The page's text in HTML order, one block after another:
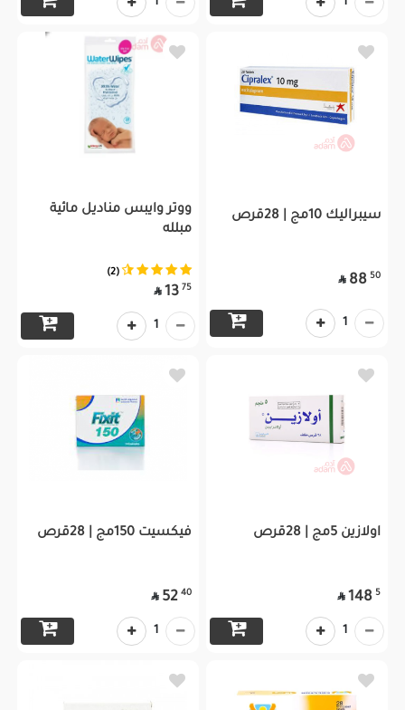
1
1
سيبراليك 10مج | 28قرص
50
88

1
ووتر وايبس مناديل مائية
مبلله
(2)
75
13

1
اولازين 5مج | 28قرص
5
148

1
فيكسيت 150مج | 28قرص
40
52

1